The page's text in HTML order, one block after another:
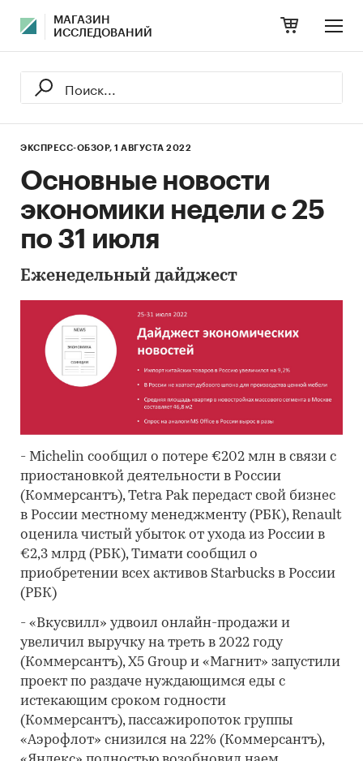
МАГАЗИН
ИССЛЕДОВАНИЙ
ЭКСПРЕСС-ОБЗОР, 1 АВГУСТА 2022
Основные новости
экономики недели с 25
по 31 июля
Еженедельный дайджест
- Michelin сообщил о потере €202 млн в связи с
приостановкой деятельности в России
(Коммерсантъ), Tetra Pak передаст свой бизнес
в России местному менеджменту (РБК), Renault
оценила чистый убыток от ухода из России в
€2,3 млрд (РБК), Тимати сообщил о
приобретении всех активов Starbucks в России
(РБК)
- «Вкусвилл» удвоил онлайн-продажи и
увеличил выручку на треть в 2022 году
(Коммерсантъ), X5 Group и «Магнит» запустили
проект по раздаче нуждающимся еды с
истекающим сроком годности
(Коммерсантъ), пассажиропоток группы
«Аэрофлот» снизился на 22% (Коммерсантъ),